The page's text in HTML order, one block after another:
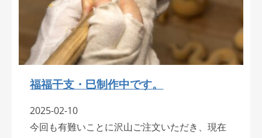
福福干支・巳制作中です。
2025-02-10
今回も有難いことに沢山ご注文いただき、現在